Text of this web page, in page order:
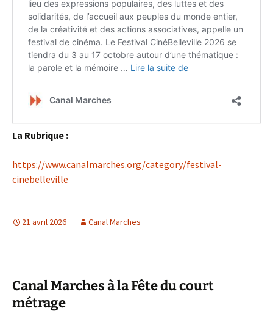
La Rubrique :
https://www.canalmarches.org/category/festival-
cinebelleville
21 avril 2026 Canal Marches
Canal Marches à la Fête du court
métrage